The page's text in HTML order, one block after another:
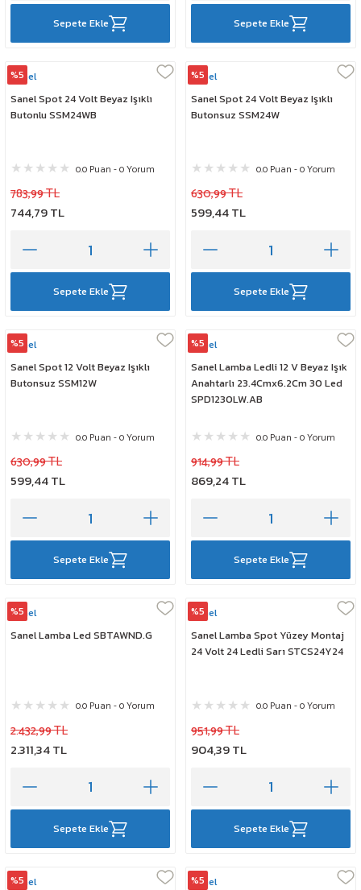
Sepete Ekle Sepete Ekle
%5
Sanel
Sanel Spot 24 Volt Beyaz Işıklı
Butonlu SSM24WB
0.0 Puan - 0 Yorum
783,99 TL
744,79 TL
Sepete Ekle
%5
Sanel
Sanel Spot 24 Volt Beyaz Işıklı
Butonsuz SSM24W
0.0 Puan - 0 Yorum
630,99 TL
599,44 TL
Sepete Ekle
%5
Sanel
Sanel Spot 12 Volt Beyaz Işıklı
Butonsuz SSM12W
0.0 Puan - 0 Yorum
630,99 TL
599,44 TL
Sepete Ekle
%5
Sanel
Sanel Lamba Ledli 12 V Beyaz Işık
Anahtarlı 23.4Cmx6.2Cm 30 Led
SPD1230LW.AB
0.0 Puan - 0 Yorum
914,99 TL
869,24 TL
Sepete Ekle
%5
Sanel
Sanel Lamba Led SBTAWND.G
0.0 Puan - 0 Yorum
2.432,99 TL
2.311,34 TL
Sepete Ekle
%5
Sanel
Sanel Lamba Spot Yüzey Montaj
24 Volt 24 Ledli Sarı STCS24Y24
0.0 Puan - 0 Yorum
951,99 TL
904,39 TL
Sepete Ekle
%5
Sanel
%5
Sanel